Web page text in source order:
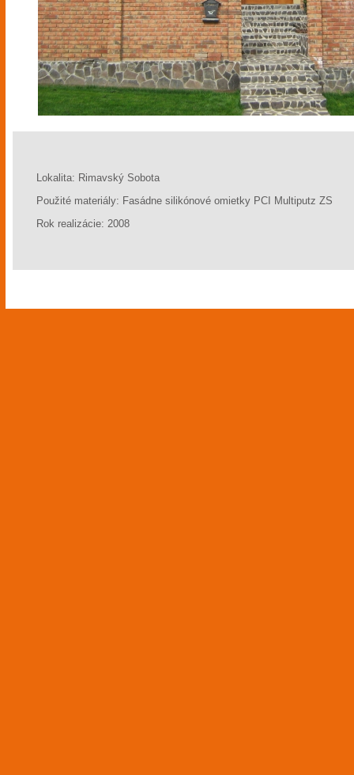
Lokalita: Rimavský Sobota
Použité materiály: Fasádne silikónové omietky PCI Multiputz ZS
Rok realizácie: 2008